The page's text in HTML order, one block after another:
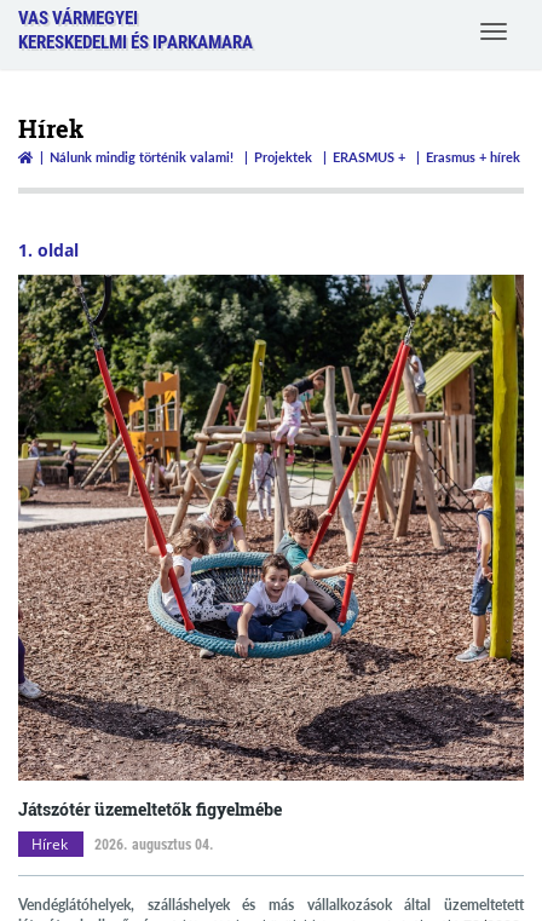
VAS VÁRMEGYEI
KERESKEDELMI ÉS IPARKAMARA
Toggle
Hírek
Nálunk mindig történik valami! Projektek ERASMUS + Erasmus + hírek
1. oldal
Játszótér üzemeltetők figyelmébe
Hírek 2026. augusztus 04.
Vendéglátóhelyek, szálláshelyek és más vállalkozások által üzemeltetett